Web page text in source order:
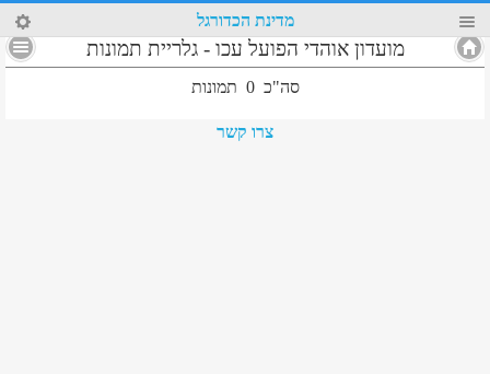
56 מדינת הכדורגל
מועדון אוהדי הפועל עכו -גלריית תמונות
סה"כ 0 תמונות
צרו קשר